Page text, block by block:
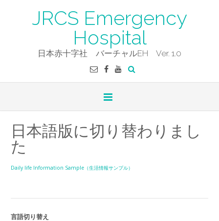
JRCS Emergency
Hospital
日本赤十字社 バーチャルEH Ver. 1.0
日本語版に切り替わりまし
た
Daily life Information Sample（生活情報サンプル）
言語切り替え